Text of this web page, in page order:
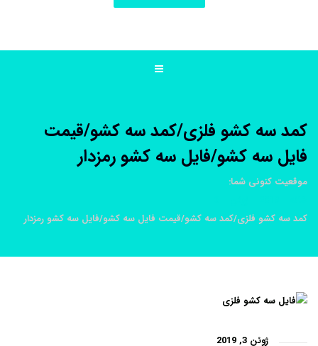
کمد سه کشو فلزی/کمد سه کشو/قیمت
فایل سه کشو/فایل سه کشو رمزدار
موقعیت کنونی شما:
کمد سه کشو فلزی/کمد سه کشو/قیمت فایل سه کشو/فایل سه کشو رمزدار
ژوئن 3, 2019